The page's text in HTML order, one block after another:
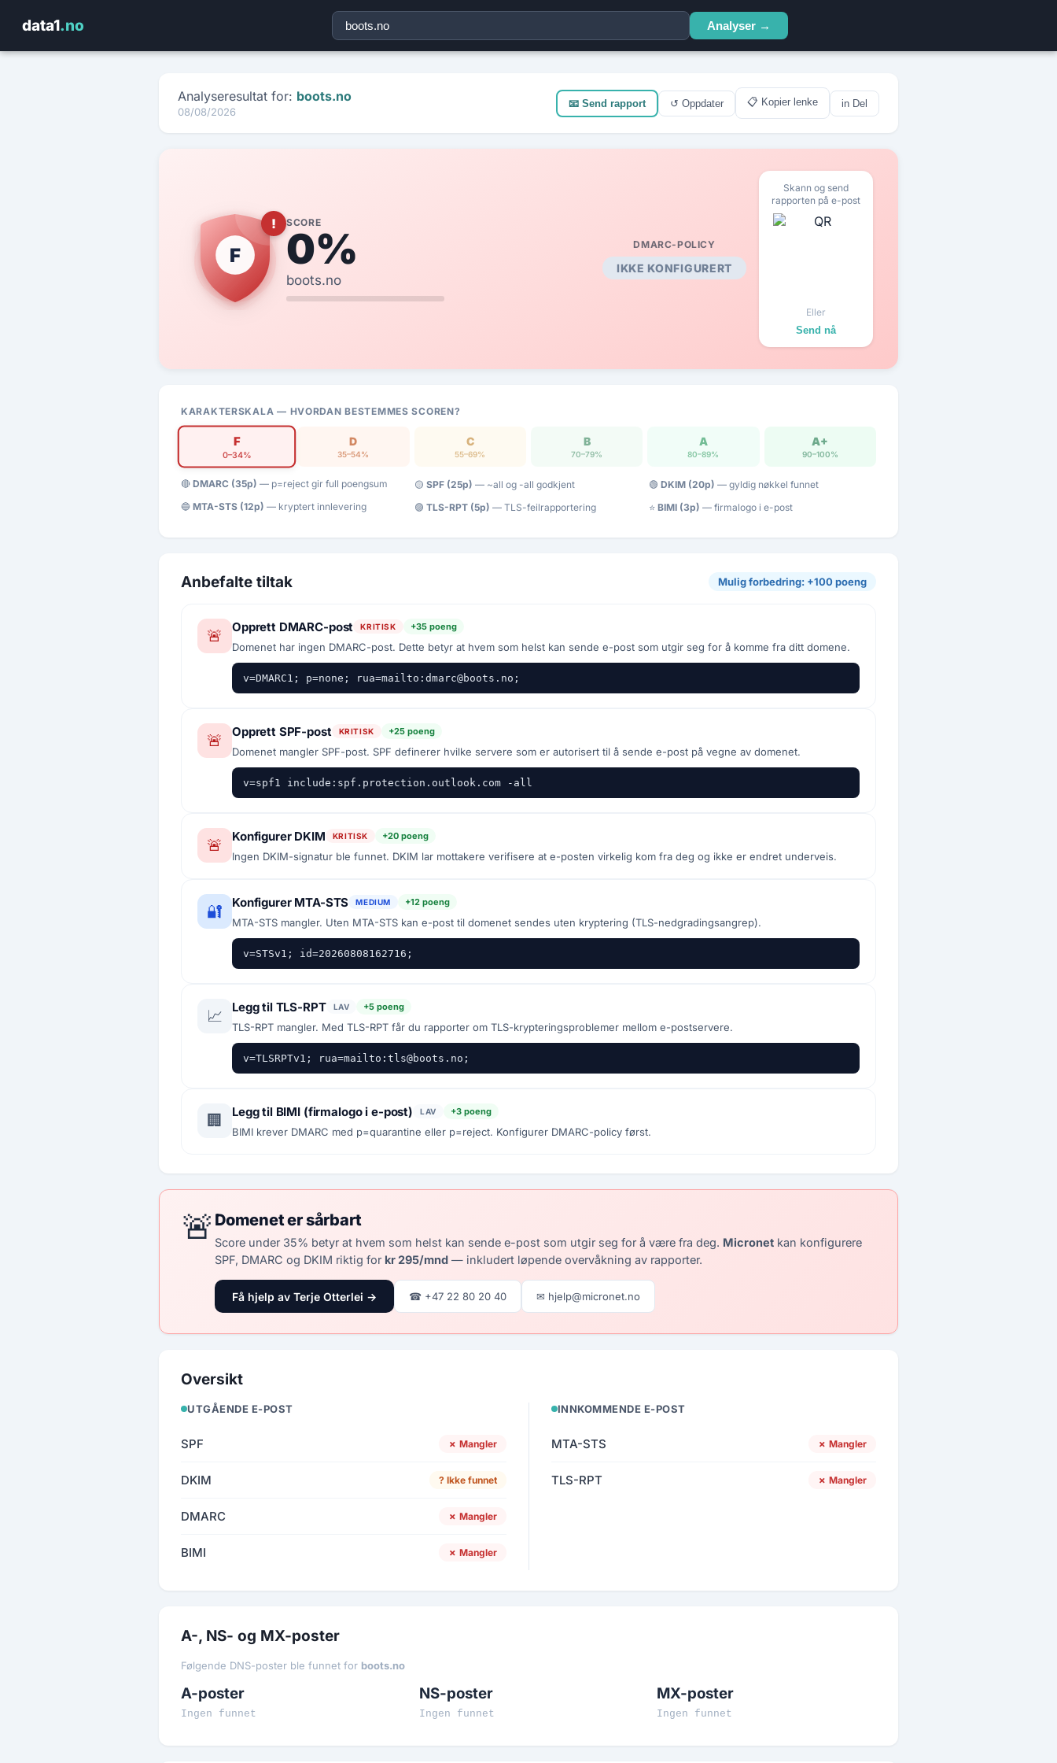
FIRMA*
Avbryt Send rapport
data1.no Analyser →
Analyseresultat for: boots.no
08/08/2026
📧 Send rapport ↺ Oppdater 📋 Kopier lenke in Del
F
! SCORE
0%
boots.no
DMARC-POLICY
IKKE KONFIGURERT
Skann og send
rapporten på e-post
Eller
Send nå
KARAKTERSKALA — HVORDAN BESTEMMES SCOREN?
F
0–34%
D
35–54%
C
55–69%
B
70–79%
A
80–89%
A+
90–100%
🔴 DMARC (35p) — p=reject gir full poengsum 🟡SPF (25p) — ~all og -all godkjent 🟢 DKIM (20p) — gyldig nøkkel funnet
🔵 MTA-STS (12p) — kryptert innlevering 🟣TLS-RPT (5p) — TLS-feilrapportering ⭐ BIMI (3p) — firmalogo i e-post
Anbefalte tiltak Mulig forbedring: +100 poeng
🚨 Opprett DMARC-post KRITISK +35 poeng
Domenet har ingen DMARC-post. Dette betyr at hvem som helst kan sende e-post som utgir seg for å komme fra ditt domene.
v=DMARC1; p=none; rua=mailto:dmarc@boots.no;
🚨 Opprett SPF-post KRITISK +25 poeng
Domenet mangler SPF-post. SPF definerer hvilke servere som er autorisert til å sende e-post på vegne av domenet.
v=spf1 include:spf.protection.outlook.com -all
🚨 Konfigurer DKIM KRITISK +20 poeng
Ingen DKIM-signatur ble funnet. DKIM lar mottakere verifisere at e-posten virkelig kom fra deg og ikke er endret underveis.
🔐 Konfigurer MTA-STS MEDIUM +12 poeng
MTA-STS mangler. Uten MTA-STS kan e-post til domenet sendes uten kryptering (TLS-nedgradingsangrep).
v=STSv1; id=20260808162716;
📈 Legg til TLS-RPT LAV +5 poeng
TLS-RPT mangler. Med TLS-RPT får du rapporter om TLS-krypteringsproblemer mellom e-postservere.
v=TLSRPTv1; rua=mailto:tls@boots.no;
🏢 Legg til BIMI (firmalogo i e-post) LAV +3 poeng
BIMI krever DMARC med p=quarantine eller p=reject. Konfigurer DMARC-policy først.
🚨 Domenet er sårbart
Score under 35% betyr at hvem som helst kan sende e-post som utgir seg for å være fra deg. Micronet kan konfigurere
SPF, DMARC og DKIM riktig for kr 295/mnd — inkludert løpende overvåkning av rapporter.
Få hjelp av Terje Otterlei → ☎ +47 22 80 20 40 ✉ hjelp@micronet.no
Oversikt
UTGÅENDE E-POST
SPF ✗ Mangler
DKIM ? Ikke funnet
DMARC ✗ Mangler
BIMI ✗ Mangler
INNKOMMENDE E-POST
MTA-STS ✗ Mangler
TLS-RPT ✗ Mangler
A-, NS- og MX-poster
Følgende DNS-poster ble funnet for boots.no
A-poster
Ingen funnet
NS-poster
Ingen funnet
MX-poster
Ingen funnet